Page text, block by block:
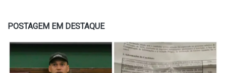
POSTAGEM EM DESTAQUE